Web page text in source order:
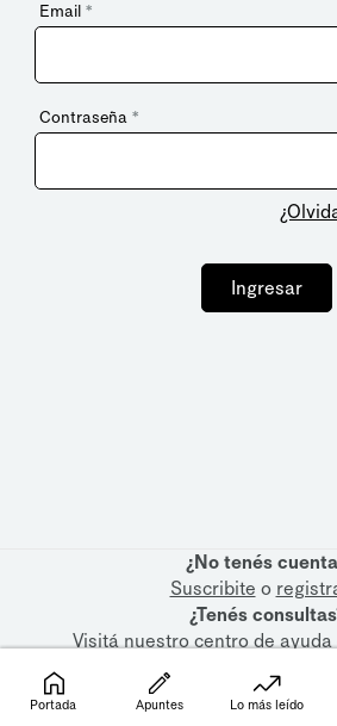
Email *
Contraseña *
Ingresar
¿No tenés
Suscribite o
¿Tenés
Visitá nuestrocentro de ayuda
Portada Apuntes Lo más leído